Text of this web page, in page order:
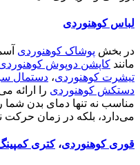
لباس کوهنوردی
در بخش پوشاک کوهنوردی
مانند کاپشن دوپوش
تیشرت کوهنوردی، دستمال
دستکش کوهنوردی را ارائه
مناسب نه تنها دمای بدن
می‌دارد، بلکه در زمان
قوری کوهنوردی، کتری